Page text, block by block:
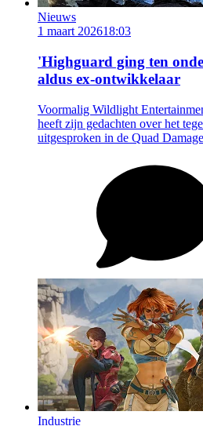
Nieuws
1 maart 202618:03
'Highguard ging ten
aldus ex-ontwikkelaar
Voormalig Wildlight
heeft zijn gedachten over het
uitgesproken in de Quad
Industrie